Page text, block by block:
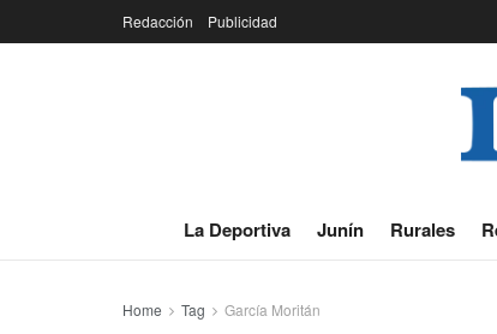
Redacción Publicidad
La Deportiva Junín Rurales
Home Tag García Moritán